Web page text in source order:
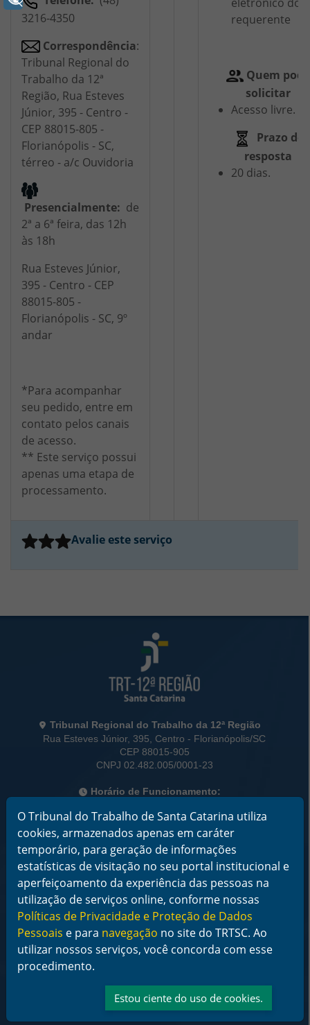
3216-4350
Correspondência:
Tribunal Regional do
Trabalho da 12ª
Região, Rua Esteves
Júnior, 395 - Centro -
CEP 88015-805 -
Florianópolis - SC,
térreo - a/c Ouvidoria
Presencialmente: de
2ª a 6ª feira, das 12h
às 18h
Rua Esteves Júnior,
395 - Centro - CEP
88015-805 -
Florianópolis - SC, 9º
andar
*Para acompanhar
seu pedido, entre em
contato pelos canais
de acesso.
** Este serviço possui
apenas uma etapa de
processamento.
requerente
Quem pode
solicitar
Acesso livre.
Prazo de
resposta
20 dias.
Avalie este serviço
Informações de Contato
Tribunal Regional do Trabalho da 12ª Região
Rua Esteves Júnior, 395, Centro - Florianópolis/SC
CEP 88015-905
CNPJ 02.482.005/0001-23
Horário de Funcionamento:
Telefone: (48) 3216-4000
Links Rápidos
Institucional
Serviços
Notícias
Jurisprudência
Transparência
Legislação
O Tribunal do Trabalho de Santa Catarina utiliza
cookies, armazenados apenas em caráter
temporário, para geração de informações
estatísticas de visitação no seu portal institucional e
aperfeiçoamento da experiência das pessoas na
utilização de serviços online, conforme nossas
Políticas de Privacidade e Proteção de Dados
Pessoais e para navegação no site do TRTSC. Ao
utilizar nossos serviços, você concorda com esse
procedimento.
Estou ciente do uso de cookies.